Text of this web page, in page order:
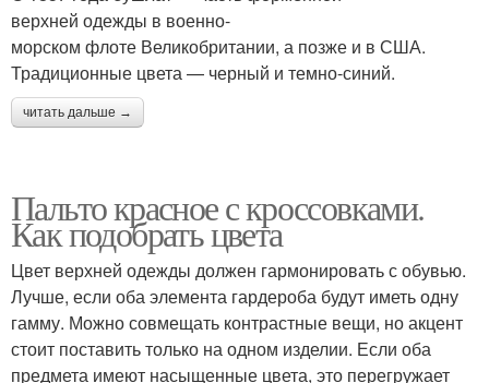
верхней одежды в военно-
морском флоте Великобритании, а позже и в США.
Традиционные цвета — черный и темно-синий.
читать дальше →
Пальто красное с кроссовками.
Как подобрать цвета
Цвет верхней одежды должен гармонировать с обувью.
Лучше, если оба элемента гардероба будут иметь одну
гамму. Можно совмещать контрастные вещи, но акцент
стоит поставить только на одном изделии. Если оба
предмета имеют насыщенные цвета, это перегружает